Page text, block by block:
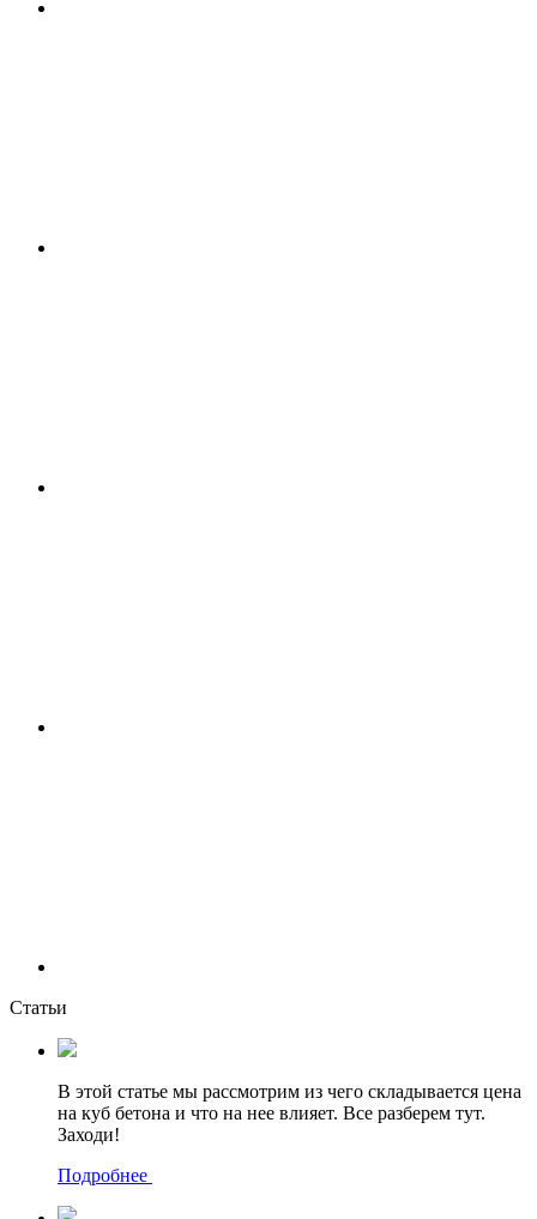
Статьи
В этой статье мы рассмотрим из чего складывается цена
на куб бетона и что на нее влияет. Все разберем тут.
Заходи!
Подробнее